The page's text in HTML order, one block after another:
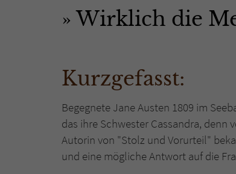
Wirklich die
Kurzgefasst:
Begegnete Jane Austen 1809 im
das ihre Schwester Cassandra, denn
Autorin von "Stolz und Vorurteil"
und eine mögliche Antwort auf die